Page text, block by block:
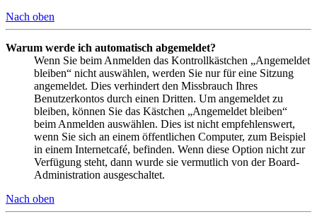
Nach oben
Warum werde ich automatisch abgemeldet?
Wenn Sie beim Anmelden das Kontrollkästchen „Angemeldet
bleiben“ nicht auswählen, werden Sie nur für eine Sitzung
angemeldet. Dies verhindert den Missbrauch Ihres
Benutzerkontos durch einen Dritten. Um angemeldet zu
bleiben, können Sie das Kästchen „Angemeldet bleiben“
beim Anmelden auswählen. Dies ist nicht empfehlenswert,
wenn Sie sich an einem öffentlichen Computer, zum Beispiel
in einem Internetcafé, befinden. Wenn diese Option nicht zur
Verfügung steht, dann wurde sie vermutlich von der Board-
Administration ausgeschaltet.
Nach oben